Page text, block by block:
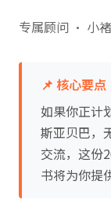
专属顾问 · 小褚
📌 核心要点
如果你正计
斯亚贝巴，
交流，这份
书将为你提